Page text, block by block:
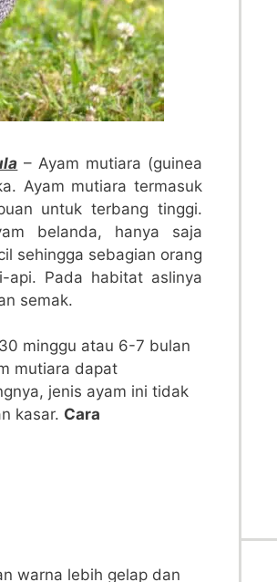
– Ayam mutiara (guinea
Ayam mutiara termasuk
untuk terbang tinggi.
belanda, hanya saja
sehingga sebagian orang
api. Pada habitat aslinya
semak.
minggu atau 6-7 bulan
mutiara dapat
jenis ayam ini tidak
kasar. Cara
warna lebih gelap dan